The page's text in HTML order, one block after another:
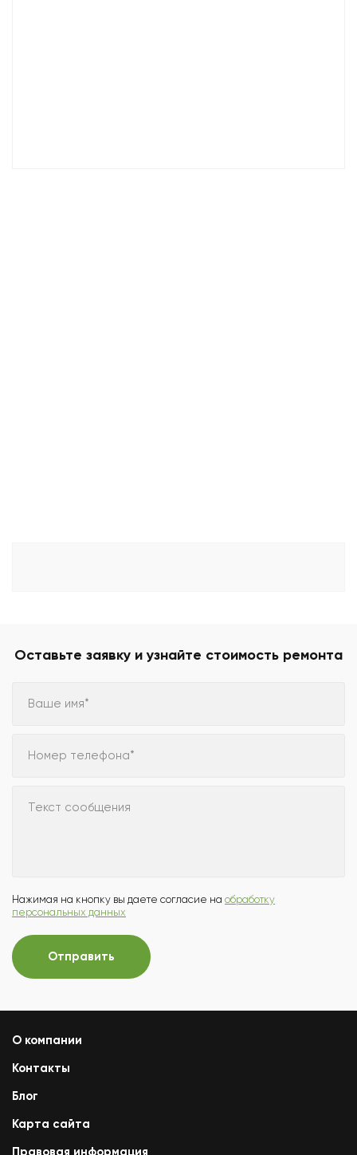
Оставьте заявку и узнайте стоимость ремонта
Ваше имя*
Номер телефона*
Текст сообщения
Нажимая на кнопку вы даете согласие на обработку
персональных данных
Отправить
О компании
Контакты
Блог
Карта сайта
Правовая информация